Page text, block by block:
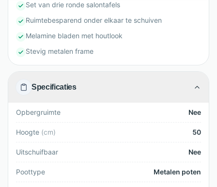
Set van drie ronde salontafels
Ruimtebesparend onder elkaar te schuiven
Melamine bladen met houtlook
Stevig metalen frame
Specificaties
Opbergruimte Nee
Hoogte (cm) 50
Uitschuifbaar Nee
Poottype Metalen poten